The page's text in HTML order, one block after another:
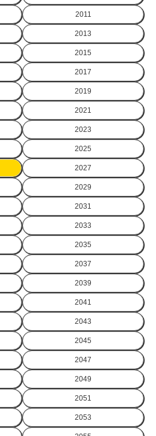
2011
2013
2015
2017
2019
2021
2023
2025
2027
2029
2031
2033
2035
2037
2039
2041
2043
2045
2047
2049
2051
2053